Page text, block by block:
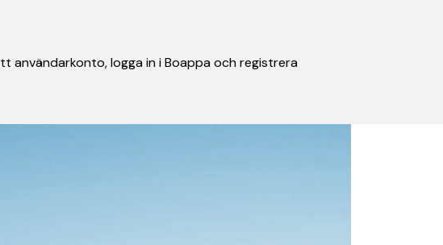
användarkonto, logga in i Boappa och registrera